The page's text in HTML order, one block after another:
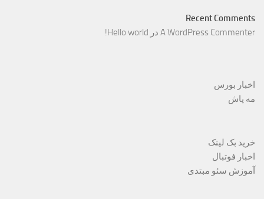
Recent Comments
A WordPress Commenter در Hello world!
اخبار بورس
مه پاش
خرید بک لینک
اخبار فوتبال
آموزش سئو مبتدی